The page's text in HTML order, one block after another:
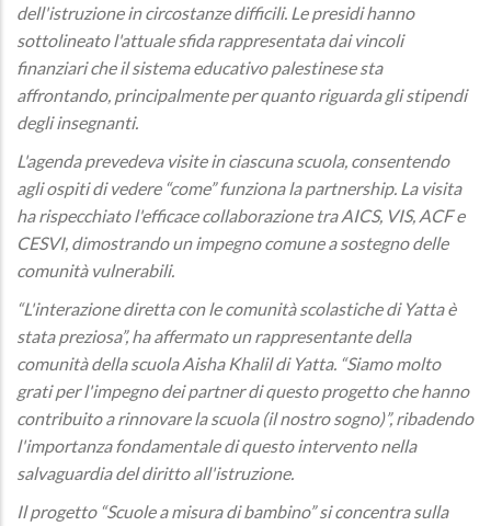
dell'istruzione in circostanze difficili. Le presidi hanno
sottolineato l'attuale sfida rappresentata dai vincoli
finanziari che il sistema educativo palestinese sta
affrontando, principalmente per quanto riguarda gli stipendi
degli insegnanti.
L'agenda prevedeva visite in ciascuna scuola, consentendo
agli ospiti di vedere “come” funziona la partnership. La visita
ha rispecchiato l'efficace collaborazione tra AICS, VIS, ACF e
CESVI, dimostrando un impegno comune a sostegno delle
comunità vulnerabili.
“L'interazione diretta con le comunità scolastiche di Yatta è
stata preziosa”, ha affermato un rappresentante della
comunità della scuola Aisha Khalil di Yatta. “Siamo molto
grati per l'impegno dei partner di questo progetto che hanno
contribuito a rinnovare la scuola (il nostro sogno)”, ribadendo
l'importanza fondamentale di questo intervento nella
salvaguardia del diritto all'istruzione.
Il progetto “Scuole a misura di bambino” si concentra sulla